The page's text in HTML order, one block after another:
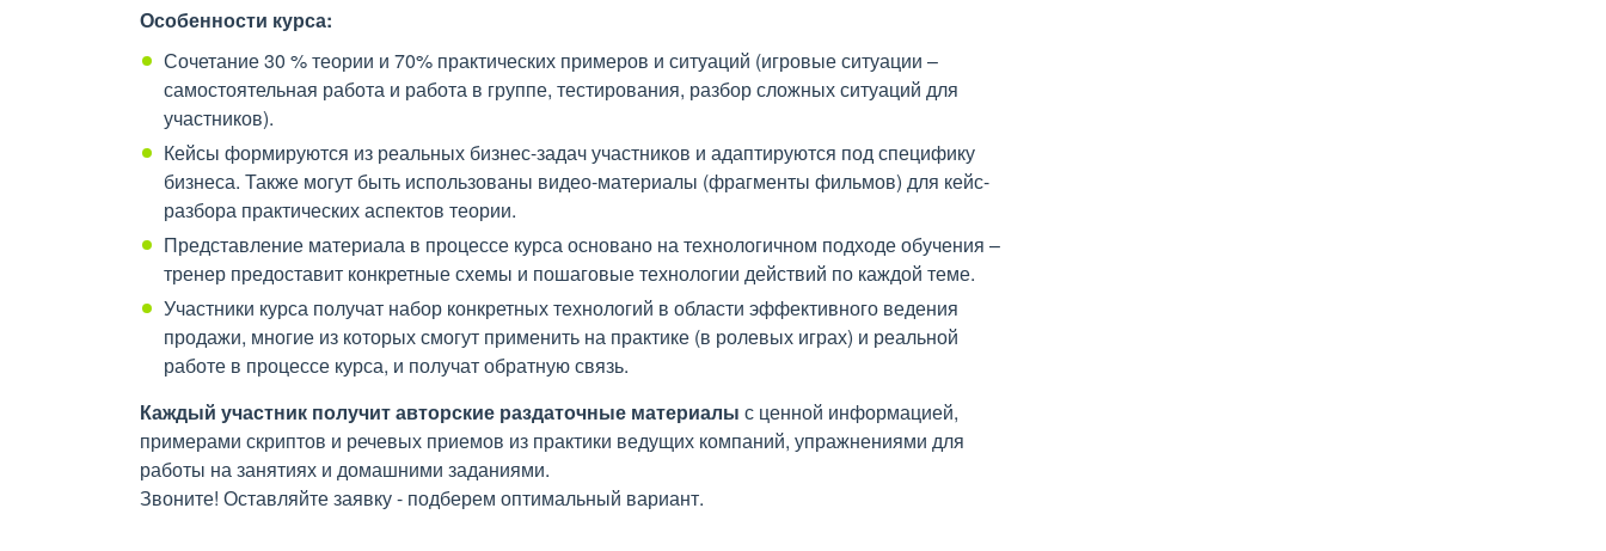
Особенности курса:
Сочетание 30 % теории и 70% практических примеров и ситуаций (игровые ситуации –
самостоятельная работа и работа в группе, тестирования, разбор сложных ситуаций для
участников).
Кейсы формируются из реальных бизнес-задач участников и адаптируются под специфику
бизнеса. Также могут быть использованы видео-материалы (фрагменты фильмов) для кейс-
разбора практических аспектов теории.
Представление материала в процессе курса основано на технологичном подходе обучения –
тренер предоставит конкретные схемы и пошаговые технологии действий по каждой теме.
Участники курса получат набор конкретных технологий в области эффективного ведения
продажи, многие из которых смогут применить на практике (в ролевых играх) и реальной
работе в процессе курса, и получат обратную связь.
Каждый участник получит авторские раздаточные материалы с ценной информацией,
примерами скриптов и речевых приемов из практики ведущих компаний, упражнениями для
работы на занятиях и домашними заданиями.
Звоните! Оставляйте заявку - подберем оптимальный вариант.